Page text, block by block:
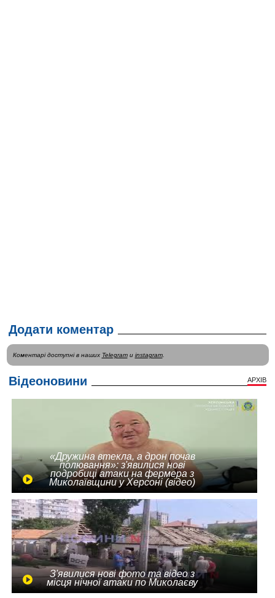
Додати коментар
Коментарі доступні в наших Telegramи instagram.
Відеоновини АРХІВ
«Дружина втекла, а дрон почав
полювання»: з'явилися нові
подробиці атаки на фермера з
Миколаївщини у Херсоні (відео)
З'явилися нові фото та відео з
місця нічної атаки по Миколаєву